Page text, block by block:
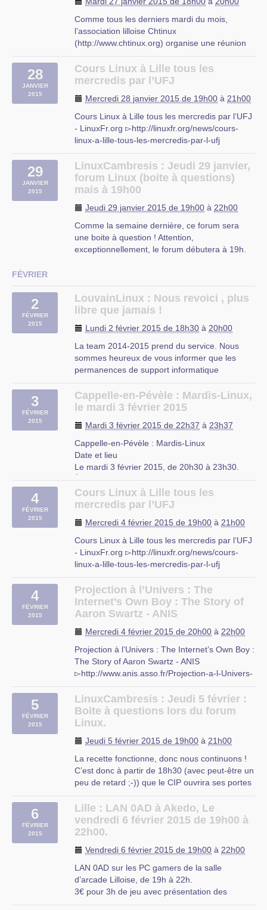
Comme tous les derniers mardi du mois,
l’association lilloise Chtinux
(http://www.chtinux.org) organise une réunion
Particulièrement au programme pour cette
séance, organiser des ateliers pour les mois à
28
JANVIER
2015
Cours Linux à Lille tous les
mercredis par l’UFJ
Mercredi 28 janvier 2015 de 19h00 à 21h00
Cours Linux à Lille tous les mercredis par l’UFJ
- LinuxFr.org ▻http://linuxfr.org/news/cours-
linux-a-lille-tous-les-mercredis-par-l-ufj
organise comme tous les ans à partir d’octobre
des cours d’initiation aux logiciels libres niveau
débutant tous (…)
UFJ
Lille
29
JANVIER
2015
LinuxCambresis : Jeudi 29 janvier,
forum Linux (boite à questions)
mais à 19h00
Jeudi 29 janvier 2015 de 19h00 à 22h00
Comme la semaine dernière, ce forum sera
une boite à question ! Attention,
exceptionnellement, le forum débutera à 19h.
au local du CIP, et comme d’habitude, vous
apportez vos questions, et (…)
CIP Proville
FÉVRIER
2
FÉVRIER
2015
LouvainLinux : Nous revoici , plus
libre que jamais !
Lundi 2 février 2015 de 18h30 à 20h00
La team 2014-2015 prend du service. Nous
sommes heureux de vous informer que les
permanences de support informatique
septembre 2014).
Pour rappel, nos permanences se donnent tous
Si vous avez eu un soucis que vous n’avez (…)
3
FÉVRIER
2015
Cappelle-en-Pévèle : Mardis-Linux,
le mardi 3 février 2015
Mardi 3 février 2015 de 22h37 à 23h37
Cappelle-en-Pévèle : Mardis-Linux
Date et lieu
Le mardi 3 février 2015, de 20h30 à 23h30.
Description
Comme chaque mois, l'association Club Linux
d'entraides à Cappelle-en-Pévèle le 3 (…)
Cappelle-en-Pévèle
4
FÉVRIER
2015
Cours Linux à Lille tous les
mercredis par l’UFJ
Mercredi 4 février 2015 de 19h00 à 21h00
Cours Linux à Lille tous les mercredis par l’UFJ
- LinuxFr.org ▻http://linuxfr.org/news/cours-
linux-a-lille-tous-les-mercredis-par-l-ufj
organise comme tous les ans à partir d’octobre
des cours d’initiation aux logiciels libres niveau
débutant tous (…)
UFJ
Lille
4
FÉVRIER
2015
Projection à l’Univers : The
Internet’s Own Boy : The Story of
Aaron Swartz - ANIS
Mercredi 4 février 2015 de 20h00 à 22h00
Projection à l’Univers : The Internet’s Own Boy :
The Story of Aaron Swartz - ANIS
▻http://www.anis.asso.fr/Projection-a-l-Univers-
ANIS et Catalyst vous invitent à une séance
cinéma à l’Univers sur le numérique et les
questions de propriété intellectuelle.
rue Danton, Lille
5
FÉVRIER
2015
LinuxCambresis : Jeudi 5 février :
Boite à questions lors du forum
Linux.
Jeudi 5 février 2015 de 19h00 à 21h00
La recette fonctionne, donc nous continuons !
C’est donc à partir de 18h30 (avec peut-être un
peu de retard ;-)) que le CIP ouvrira ses portes
Comme d’habitude, vous apportez vos
questions, nous apportons nous réponses.
CIP Proville
6
FÉVRIER
2015
Lille : LAN 0AD à Akedo, Le
vendredi 6 février 2015 de 19h00 à
22h00.
Vendredi 6 février 2015 de 19h00 à 22h00
LAN 0AD sur les PC gamers de la salle
d’arcade Lilloise, de 19h à 22h.
3€ pour 3h de jeu avec présentation des